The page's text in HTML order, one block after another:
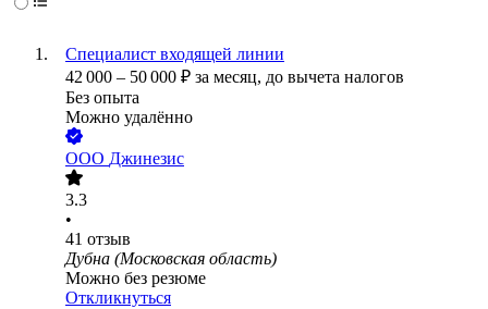
Специалист входящей линии
42 000 – 50 000 ₽ за месяц, до вычета налогов
Без опыта
Можно удалённо
ООО Джинезис
3.3
•
41 отзыв
Дубна (Московская область)
Можно без резюме
Откликнуться